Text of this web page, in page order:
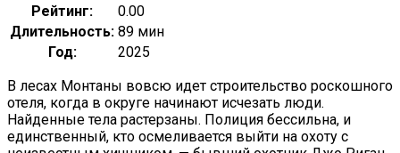
Рейтинг:
0.00
Длительность: 89 мин
Год:
2025
В лесах Монтаны вовсю идет строительство роскошного
отеля, когда в округе начинают исчезать люди.
Найденные тела растерзаны. Полиция бессильна, и
единственный, кто осмеливается выйти на охоту с